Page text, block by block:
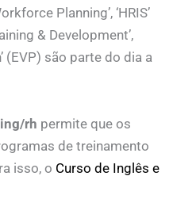
Planning’, ‘HRIS’
& Development’,
(EVP) são parte do dia a
rh permite que os
de treinamento
isso, o Curso de Inglês e